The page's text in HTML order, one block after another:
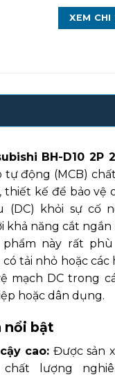
XEM
BH-D10 2P
tự động (MCB)
thiết kế để bảo vệ
(DC) khỏi sự cố
khả năng cắt
phẩm này rất
tải nhỏ hoặc các
mạch DC trong
hoặc dân dụng.
nổi bật
cao: Được sản
chất lượng